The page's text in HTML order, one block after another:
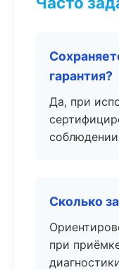
гарантия?
Да, при
соблюдении
Сколько
при